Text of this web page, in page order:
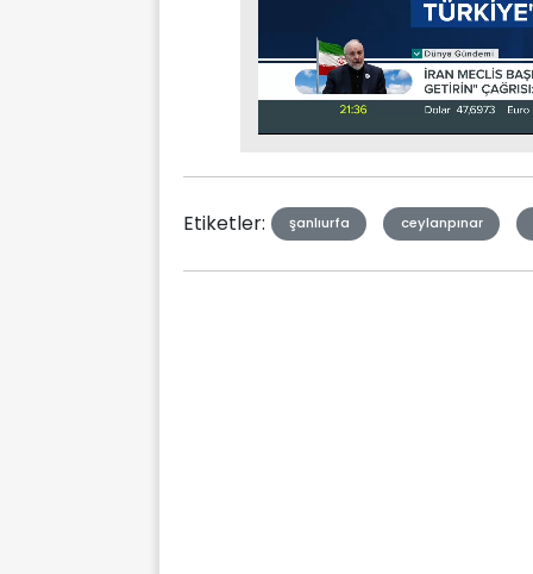
Stream
Etiketler: şanlıurfa ceylanpınar